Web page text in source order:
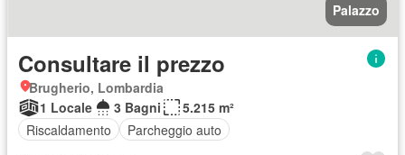
Palazzo
Consultare il prezzo
Brugherio, Lombardia
1 Locale
3 Bagni
5.215 m²
Riscaldamento
Parcheggio auto